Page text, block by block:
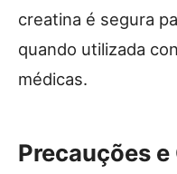
creatina é segura
quando utilizada
médicas.
Precauções